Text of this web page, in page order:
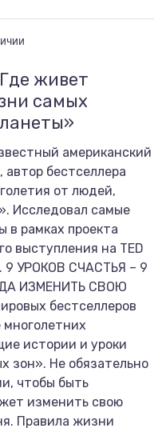
живет
самых
американский
бестселлера
от людей,
Исследовал самые
в рамках проекта
выступления на TED
9 УРОКОВ СЧАСТЬЯ – 9
ИЗМЕНИТЬ СВОЮ
бестселлеров
истории и уроки
зон». Не обязательно
чтобы быть
изменить свою
Правила жизни